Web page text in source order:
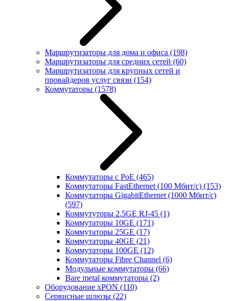
Маршрутизаторы для дома и офиса (198)
Маршрутизаторы для средних сетей (60)
Маршрутизаторы для крупных сетей и
провайдеров услуг связи (154)
Коммутаторы (1578)
Коммутаторы с PoE (465)
Коммутаторы FastEthernet (100 Мбит/с) (153)
Коммутаторы GigabitEthernet (1000 Мбит/с)
(597)
Коммутуторы 2.5GE RJ-45 (1)
Коммутаторы 10GE (171)
Коммутаторы 25GE (17)
Коммутаторы 40GE (21)
Коммутаторы 100GE (12)
Коммутаторы Fibre Channel (6)
Модульные коммутаторы (66)
Bare metal коммутаторы (2)
Оборудование xPON (110)
Сервисные шлюзы (22)